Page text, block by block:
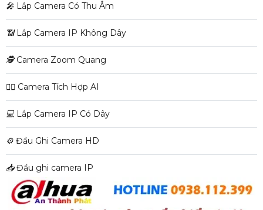
️🎤️ Lắp Camera Có Thu Âm
📶 Lắp Camera IP Không Dây
🕵️Camera Zoom Quang
🧛‍♀️ Camera Tích Hợp AI
💻 Lắp Camera IP Có Dây
⚙️ Đầu Ghi Camera HD
📥Đầu ghi camera IP